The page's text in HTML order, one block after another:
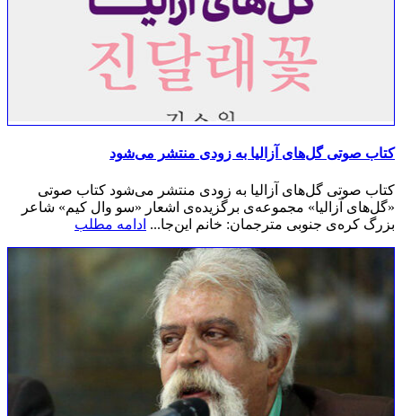
کتاب صوتی گل‌های آزالیا به زودی منتشر می‌شود
کتاب صوتی گل‌های آزالیا به زودی منتشر می‌شود کتاب صوتی
«گل‌های آزالیا» مجموعه‌ی برگزیده‌ی اشعار «سو وال کیم» شاعر
بزرگ کره‌ی جنوبی مترجمان: خانم این‌جا... ادامه مطلب